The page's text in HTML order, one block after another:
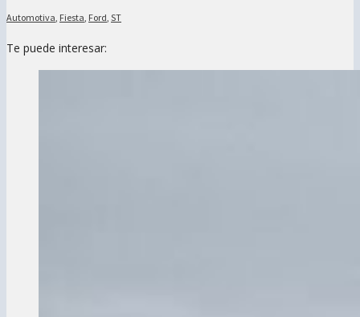
Automotiva Fiesta Ford ST
Te puede interesar: